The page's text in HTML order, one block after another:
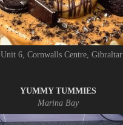
Unit 6, Cornwalls Centre, Gibraltar
YUMMY TUMMIES
Marina Bay